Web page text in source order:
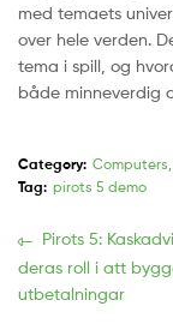
med temaets
over hele verden.
tema i spill, og
både minneverdig
Category:
Tag: pirots 5 demo
de
Previous
post:
Pirots 5:
deras roll i att
utbetalningar